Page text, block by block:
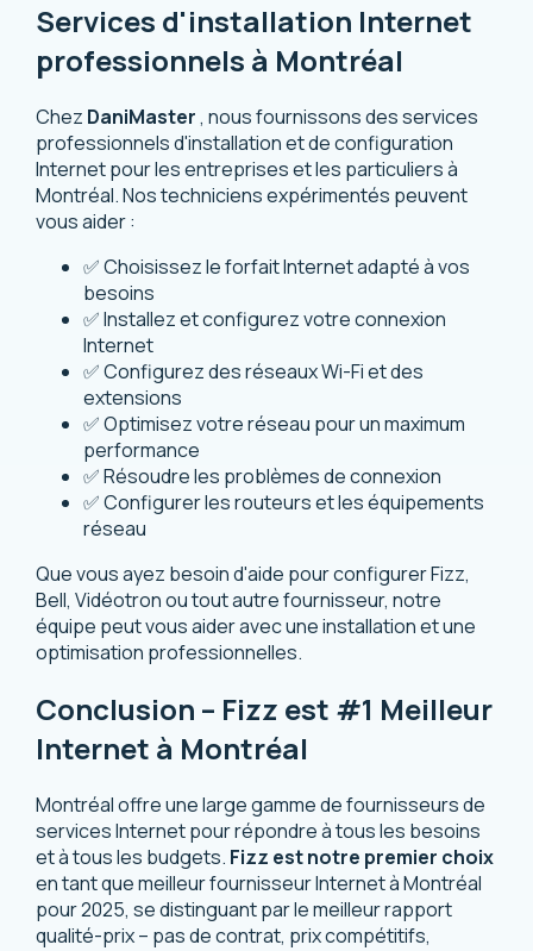
Services d'installation Internet
professionnels à Montréal
Chez DaniMaster, nous fournissons des services
professionnels d'installation et de configuration
Internet pour les entreprises et les particuliers à
Montréal. Nos techniciens expérimentés peuvent
vous aider :
✅ Choisissez le forfait Internet adapté à vos
besoins
✅ Installez et configurez votre connexion
Internet
✅ Configurez des réseaux Wi-Fi et des
extensions
✅ Optimisez votre réseau pour un maximum
performance
✅ Résoudre les problèmes de connexion
✅ Configurer les routeurs et les équipements
réseau
Que vous ayez besoin d'aide pour configurer Fizz,
Bell, Vidéotron ou tout autre fournisseur, notre
équipe peut vous aider avec une installation et une
optimisation professionnelles.
Conclusion – Fizz est #1 Meilleur
Internet à Montréal
Montréal offre une large gamme de fournisseurs de
services Internet pour répondre à tous les besoins
et à tous les budgets. Fizz est notre premier choix
en tant que meilleur fournisseur Internet à Montréal
pour 2025, se distinguant par le meilleur rapport
qualité-prix – pas de contrat, prix compétitifs,